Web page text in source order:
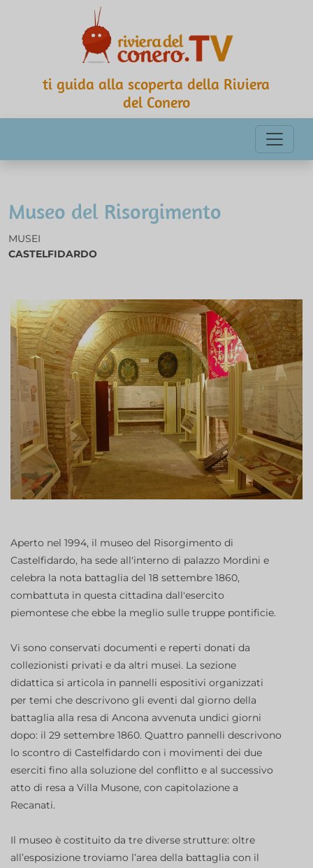
ti guida alla scoperta della Riviera
del Conero
Museo del Risorgimento
MUSEI
CASTELFIDARDO
Aperto nel 1994, il museo del Risorgimento di
Castelfidardo, ha sede all'interno di palazzo Mordini e
celebra la nota battaglia del 18 settembre 1860,
combattuta in questa cittadina dall'esercito
piemontese che ebbe la meglio sulle truppe pontificie.
Vi sono conservati documenti e reperti donati da
collezionisti privati e da altri musei. La sezione
didattica si articola in pannelli espositivi organizzati
per temi che descrivono gli eventi dal giorno della
battaglia alla resa di Ancona avvenuta undici giorni
dopo: il 29 settembre 1860. Quattro pannelli descrivono
lo scontro di Castelfidardo con i movimenti dei due
eserciti fino alla soluzione del conflitto e al successivo
atto di resa a Villa Musone, con capitolazione a
Recanati.
Il museo è costituito da tre diverse strutture: oltre
all’esposizione troviamo l’area della battaglia con il